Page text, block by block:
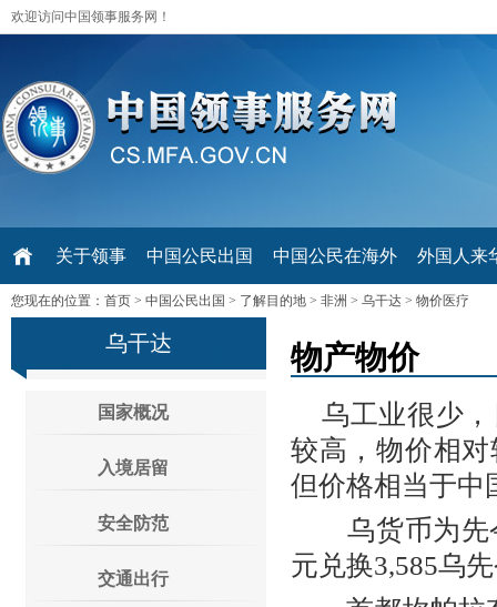
欢迎访问中国领事服务网！
关于领事 中国公民出国 中国公民在海外 外国人来
您现在的位置： 首页 > 中国公民出国 > 了解目的地 > 非洲 > 乌干达 > 物价医疗
乌干达
国家概况
入境居留
安全防范
交通出行
物产物价
乌工业很少
较高，物价相
但价格相当于中
乌货币为先令
元兑换3,585乌